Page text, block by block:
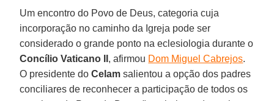
Um encontro do Povo de Deus, categoria cuja
incorporação no caminho da Igreja pode ser
considerado o grande ponto na eclesiologia durante o
Concílio Vaticano II , afirmou Dom Miguel Cabrejos.
O presidente doCelam salientou a opção dos padres
conciliares de reconhecer a participação de todos os